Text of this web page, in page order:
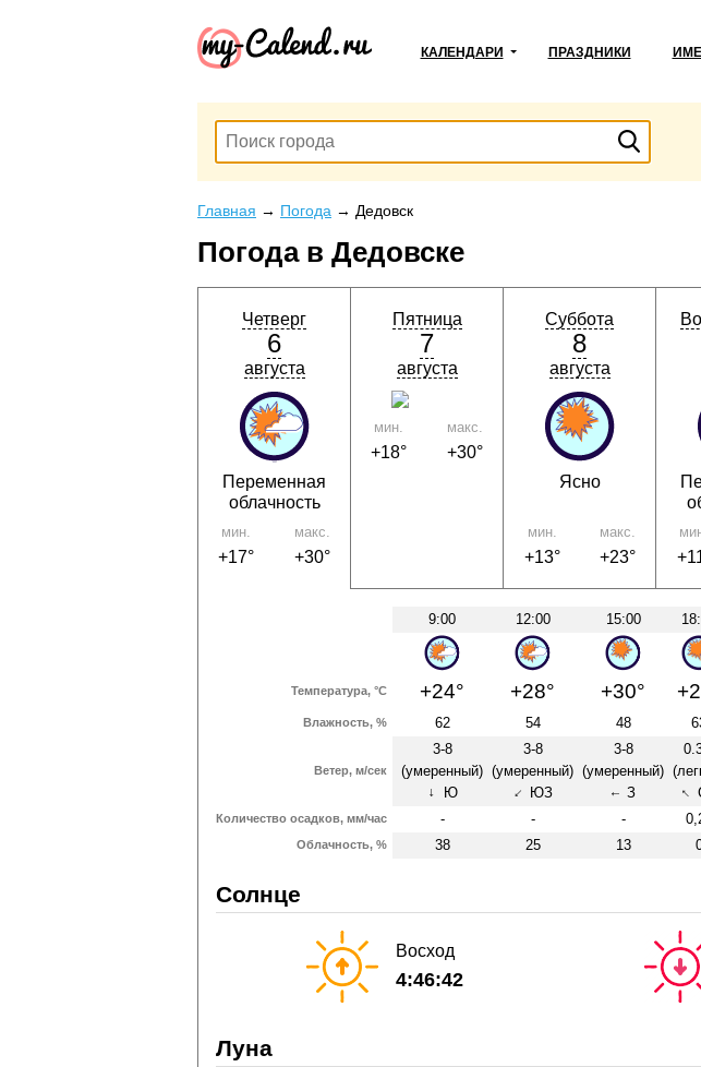
КАЛЕНДАРИ ПРАЗДНИКИ
Главная → Погода → Дедовск
Погода в Дедовске
Четверг
6
августа
Переменная
облачность
мин.
+17°
макс.
+30°
Пятница
7
августа
мин.
+18°
макс.
+30°
Суббота
8
августа
Ясно
мин.
+13°
макс.
+23°
9:00 12:00 15:00
Температура, °C +24° +28° +30°
Влажность, % 62 54 48
Ветер, м/сек
3-8
(умеренный)
↑ Ю
3-8
(умеренный)
↑ЮЗ
3-8
(умеренный)
↑З ↑
Количество осадков, мм/час - - -
Облачность, % 38 25 13
Солнце
Восход
4:46:42
Луна